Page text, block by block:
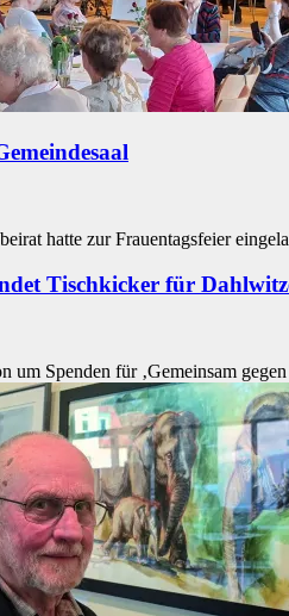
hatte zur Frauentagsfeier
Tischkicker für
um Spenden für ‚Gemeinsam